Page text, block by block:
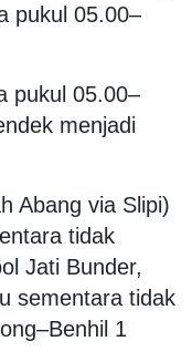
pukul 05.00–
pukul 05.00–
menjadi
Abang via Slipi)
tidak
Jati Bunder,
sementara tidak
1